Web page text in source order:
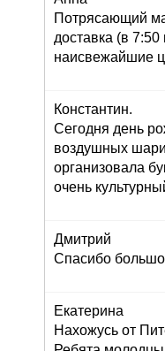
Потрясающий
доставка (в
наисвежайшие
Константин.
Сегодня день
воздушных
организовала
очень
Дмитрий
Спасибо
Екатерина
Нахожусь от